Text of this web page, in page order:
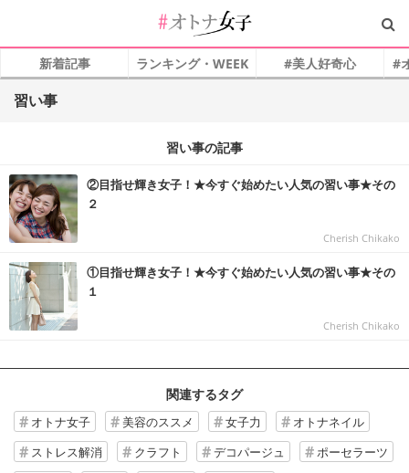
新着記事 ランキング・WEEK #美人好奇心 #
習い事
習い事の記事
②目指せ輝き女子！★今すぐ始めたい人気の習い事★その
２
Cherish Chikako
①目指せ輝き女子！★今すぐ始めたい人気の習い事★その
１
Cherish Chikako
関連するタグ
オトナ女子 美容のススメ 女子力
オトナネイル
ストレス解消
クラフト デコパージュ
ポーセラーツ